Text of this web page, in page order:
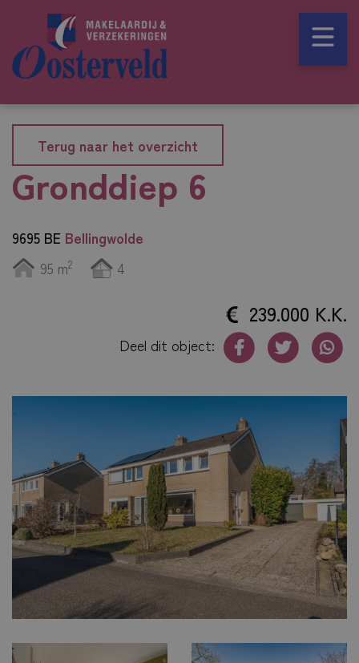
Terug naar het overzicht
Gronddiep 6
9695 BE Bellingwolde
95 m2 4
239.000 K.K.
Deel dit object: